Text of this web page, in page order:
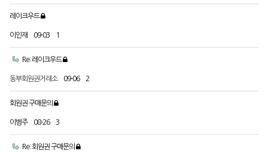
레이크우드
이인재 09-03 1
Re: 레이크우드
동부회원권거래소 09-06 2
회원권 구매문의
이병주 08-26 3
Re: 회원권 구매문의